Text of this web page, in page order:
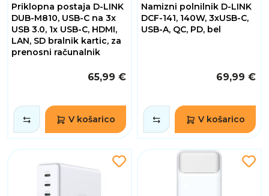
Priklopna postaja D-LINK
DUB-M810, USB-C na 3x
USB 3.0, 1x USB-C, HDMI,
LAN, SD bralnik kartic, za
prenosni računalnik
65,99 €
V košarico
Namizni polnilnik D-LINK
DCF-141, 140W, 3xUSB-C,
USB-A, QC, PD, bel
69,99 €
V košarico